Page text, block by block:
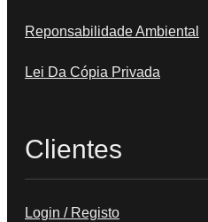
Reponsabilidade Ambiental
Lei Da Cópia Privada
Clientes
Login / Registo